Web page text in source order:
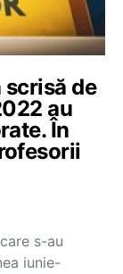
scrisă de
au
În
s-au
iunie-